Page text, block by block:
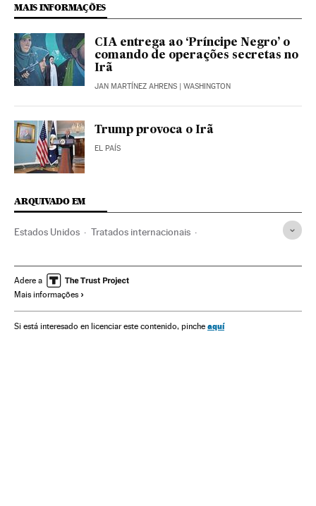
MAIS INFORMAÇÕES
CIA entrega ao ‘Príncipe Negro’ o
comando de operações secretas no
Irã
JAN MARTÍNEZ AHRENS | WASHINGTON
Trump provoca o Irã
EL PAÍS
ARQUIVADO EM
Estados Unidos Tratados internacionais
Relações internacionais Armamento
Donald Trump
Acordo nuclear iraniano Irã Tratado nuclear
Adere a
Mais informações
Si está interesado en licenciar este contenido, pinche aquí